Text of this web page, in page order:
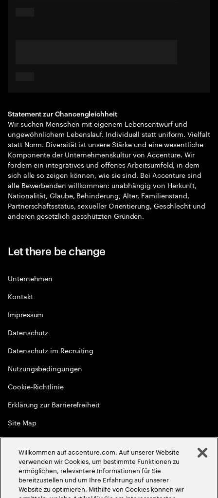
Statement zur Chancengleichheit
Wir suchen Menschen mit eigenem Lebensentwurf und
ungewöhnlichem Lebenslauf. Individuell statt uniform. Vielfalt
statt Norm. Diversität ist unsere Stärke und eine wesentliche
Komponente der Unternehmenskultur von Accenture. Wir
fördern ein integratives und offenes Arbeitsumfeld, in dem
sich alle so zeigen können, wie sie sind. Bei Accenture sind
alle Bewerbenden willkommen: unabhängig von Herkunft,
Nationalität, Glaube, Behinderung, Alter, Familienstand,
Partnerschaftsstatus, sexueller Orientierung, Geschlecht und
anderen gesetzlich geschützten Gründen.
Let there be change
Unternehmen
Kontakt
Impressum
Datenschutz
Datenschutz im Recruiting
Nutzungsbedingungen
Cookie-Richtlinie
Erklärung zur Barrierefreiheit
Site Map
Globale Meritokratie
2026Accenture. Alle Rechte vorbehalten
Willkommen auf accenture.com. Auf unserer Website
verwenden wir Cookies, um bestimmte Funktionen zu
ermöglichen, relevantere Informationen für Sie
bereitzustellen und um Ihre Erfahrung auf unserer
Website zu optimieren. Mithilfe von Cookies können wir